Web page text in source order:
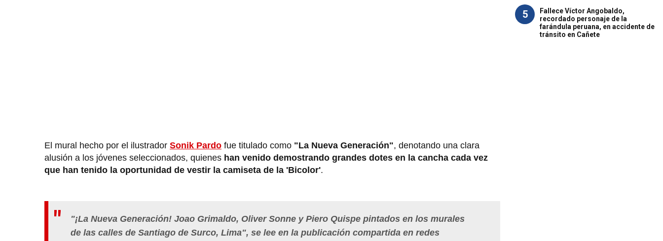
El mural hecho por el ilustrador Sonik Pardo fue titulado como "La Nueva Generación", denotando una clara
alusión a los jóvenes seleccionados, quienes han venido demostrando grandes dotes en la cancha cada vez
que han tenido la oportunidad de vestir la camiseta de la 'Bicolor'.
"¡La Nueva Generación! Joao Grimaldo, Oliver Sonne y Piero Quispe pintados en los murales
de las calles de Santiago de Surco, Lima", se lee en la publicación compartida en redes
5
Fallece Víctor Angobaldo,
recordado personaje de la
farándula peruana, en accidente de
tránsito en Cañete